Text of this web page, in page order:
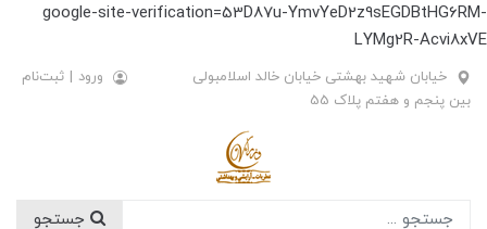
google-site-verification=53D87u-YmvYeD2z9sEGDBtHG6RM-
LYMg2R-Acvi8xVE
خیابان شهید بهشتی خیابان خالد اسلامبولی
بین پنجم و هفتم پلاک 55
ورود | ثبت‌نام